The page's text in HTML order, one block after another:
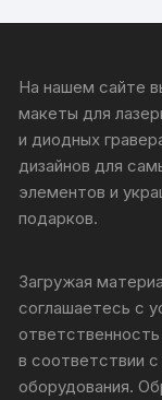
На нашем сайте
макеты для
и диодных
дизайнов для
элементов и
подарков.
Загружая
соглашаетесь с
в соответствии
оборудования.